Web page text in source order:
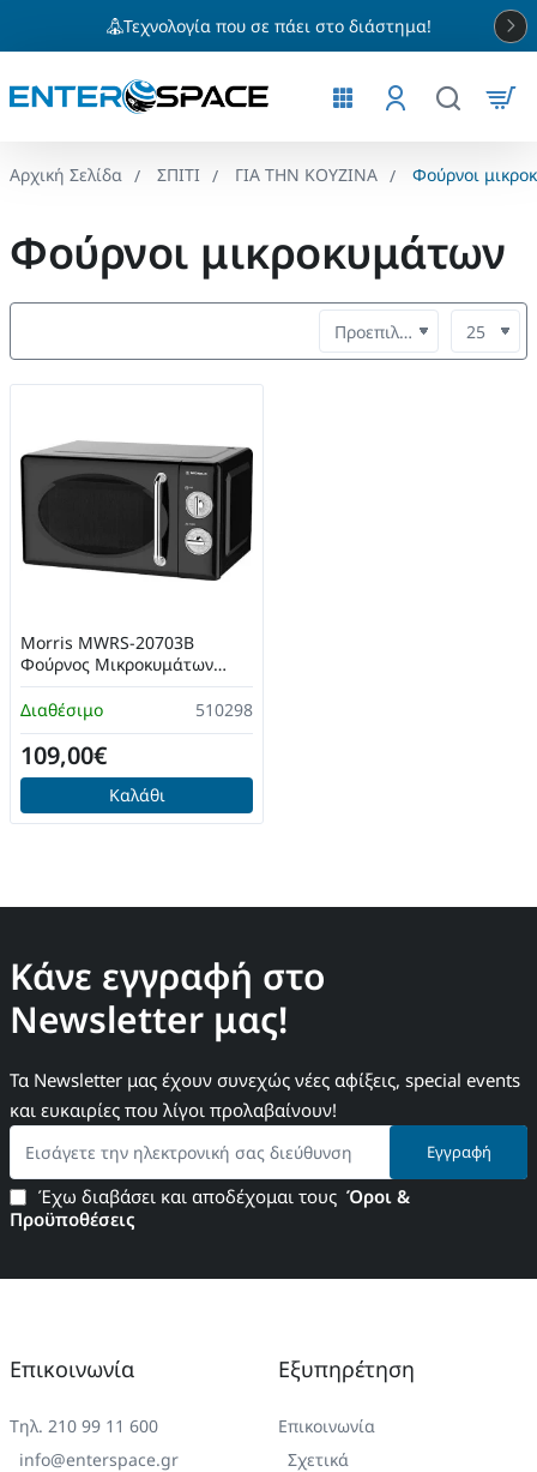
Τεχνολογία που σε πάει στο διάστημα!
ΣΠΙΤΙ ΓΙΑ ΤΗΝ ΚΟΥΖΙΝΑ Φούρνοι
Φούρνοι μικροκυμάτων
Διαθέσιμο 510298
Morris MWRS-20703B
Φούρνος Μικροκυμάτων
Μαύρος
109,00€
Καλάθι
Κάνε εγγραφή στο
Newsletter μας!
Τα Newsletter μας έχουν συνεχώς νέες αφίξεις, special events
και ευκαιρίες που λίγοι προλαβαίνουν!
Εισάγετε
την
ηλεκτρονική
σας
διεύθυνση
Εγγραφή
Έχω διαβάσει και αποδέχομαι τους Όροι &
Προϋποθέσεις
Επικοινωνία
Τηλ. 210 99 11 600
info@enterspace.gr
Εξυπηρέτηση
Επικοινωνία
Σχετικά